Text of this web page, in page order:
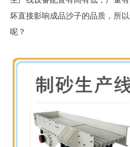
坏直接影响成品沙子的品质，所
呢？